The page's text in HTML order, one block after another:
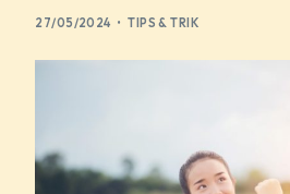
27/05/2024 TIPS & TRIK